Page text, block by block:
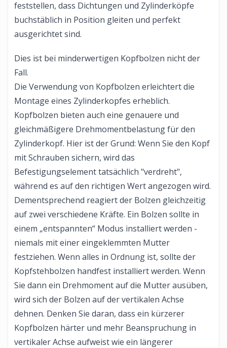
feststellen, dass Dichtungen und Zylinderköpfe
buchstäblich in Position gleiten und perfekt
ausgerichtet sind.
Dies ist bei minderwertigen Kopfbolzen nicht der
Fall.
Die Verwendung von Kopfbolzen erleichtert die
Montage eines Zylinderkopfes erheblich.
Kopfbolzen bieten auch eine genauere und
gleichmäßigere Drehmomentbelastung für den
Zylinderkopf. Hier ist der Grund: Wenn Sie den Kopf
mit Schrauben sichern, wird das
Befestigungselement tatsächlich "verdreht",
während es auf den richtigen Wert angezogen wird.
Dementsprechend reagiert der Bolzen gleichzeitig
auf zwei verschiedene Kräfte. Ein Bolzen sollte in
einem „entspannten“ Modus installiert werden -
niemals mit einer eingeklemmten Mutter
festziehen. Wenn alles in Ordnung ist, sollte der
Kopfstehbolzen handfest installiert werden. Wenn
Sie dann ein Drehmoment auf die Mutter ausüben,
wird sich der Bolzen auf der vertikalen Achse
dehnen. Denken Sie daran, dass ein kürzerer
Kopfbolzen härter und mehr Beanspruchung in
vertikaler Achse aufweist wie ein längerer